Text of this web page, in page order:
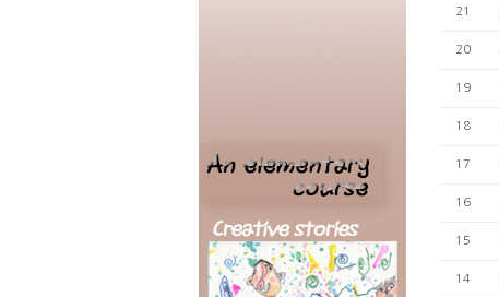
21
20
19
18
17
16
15
14